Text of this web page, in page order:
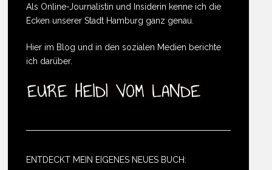
Als Online-Journalistin und Insiderin kenne ich die
Ecken unserer Stadt Hamburg ganz genau.
Hier im Blog und in den sozialen Medien berichte
ich darüber.
ENTDECKT MEIN EIGENES NEUES BUCH: